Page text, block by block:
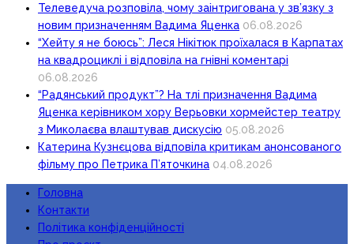
Телеведуча розповіла, чому заінтригована у зв’язку з
новим призначенням Вадима Яценка 06.08.2026
“Хейту я не боюсь”: Леся Нікітюк проїхалася в Карпатах
на квадроциклі і відповіла на гнівні коментарі
06.08.2026
“Радянський продукт”? На тлі призначення Вадима
Яценка керівником хору Верьовки хормейстер театру
з Миколаєва влаштував дискусію 05.08.2026
Катерина Кузнєцова відповіла критикам анонсованого
фільму про Петрика П’яточкина 04.08.2026
Головна
Контакти
Політика конфіденційності